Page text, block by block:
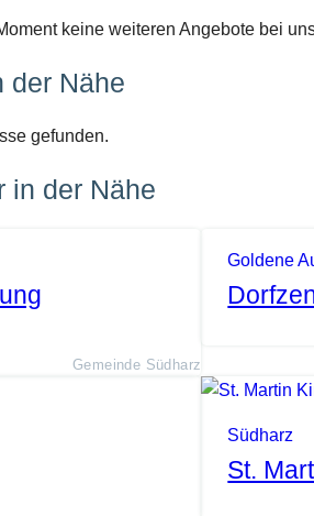
keine weiteren Angebote bei
der Nähe
gefunden.
in der Nähe
Goldene
Gemeinde Südharz
Südharz
St.